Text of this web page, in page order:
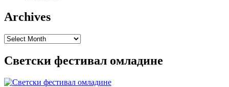
Archives
Archives
Светски фестивал омладине